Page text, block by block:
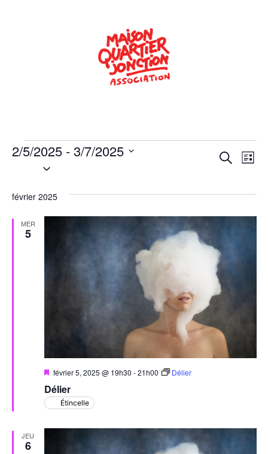
de
vues
Recherche
Liste
2/5/2025 - 3/7/2025
Sélectionnez
février 2025
MER
5
Délier
Mis
avant
février 5, 2025 @ 19h30 -21h00 Délier
Étincelle
JEU
6